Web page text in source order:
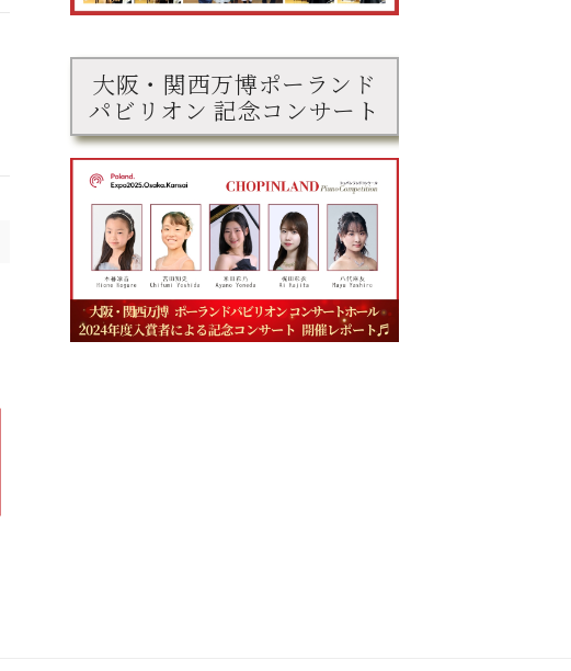
大阪・関西万博ポーランド
パビリオン 記念コンサート